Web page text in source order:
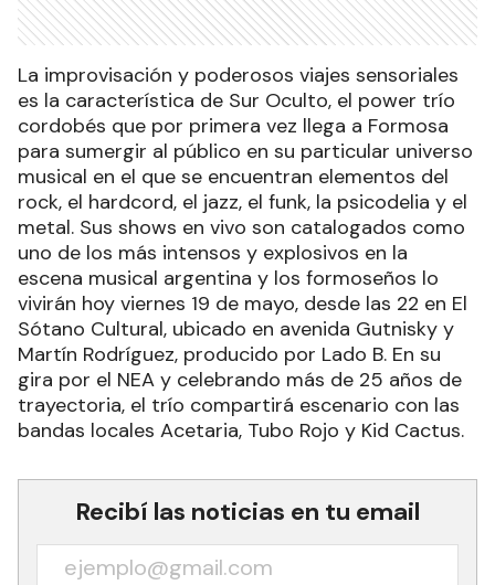
La improvisación y poderosos viajes sensoriales
es la característica de Sur Oculto, el power trío
cordobés que por primera vez llega a Formosa
para sumergir al público en su particular universo
musical en el que se encuentran elementos del
rock, el hardcord, el jazz, el funk, la psicodelia y el
metal. Sus shows en vivo son catalogados como
uno de los más intensos y explosivos en la
escena musical argentina y los formoseños lo
vivirán hoy viernes 19 de mayo, desde las 22 en El
Sótano Cultural, ubicado en avenida Gutnisky y
Martín Rodríguez, producido por Lado B. En su
gira por el NEA y celebrando más de 25 años de
trayectoria, el trío compartirá escenario con las
bandas locales Acetaria, Tubo Rojo y Kid Cactus.
Recibí las noticias en tu email